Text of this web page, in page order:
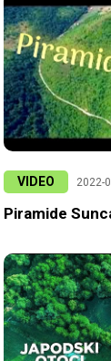
VIDEO 2022-
Piramide